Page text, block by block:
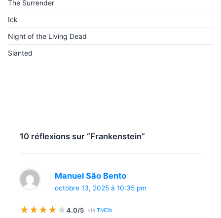
The Surrender
Ick
Night of the Living Dead
Slanted
10 réflexions sur “Frankenstein”
Manuel São Bento
octobre 13, 2025 à 10:35 pm
★★★★★4.0/5 via TMDb